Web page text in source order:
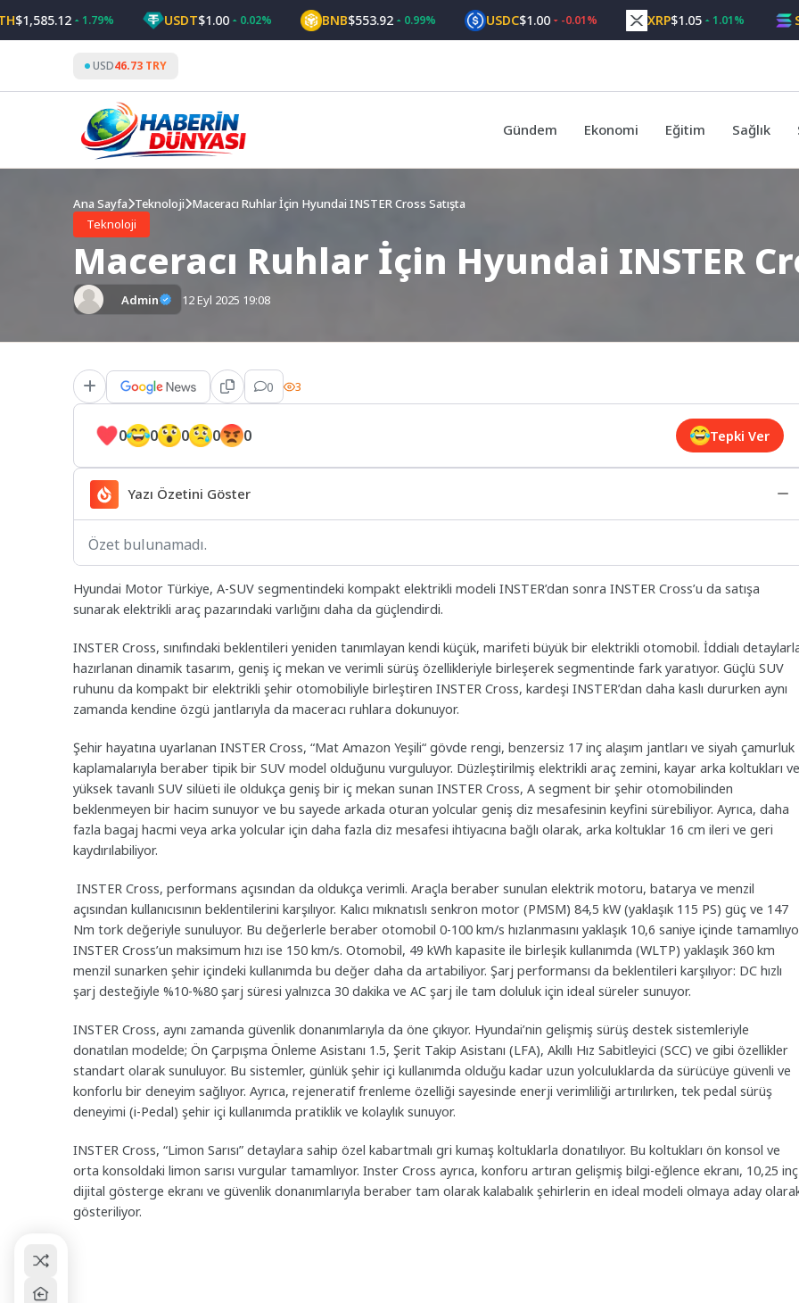
to
1.79% USDT$1.00 0.02% BNB$553.92 0.99% USDC$1.00 -0.01% XRP$1.05 1.01% SOL
USD46.73 TRY
Gündem Ekonomi Eğitim Sağlık
Ana Sayfa Teknoloji Maceracı Ruhlar İçin Hyundai INSTER Cross Satışta
Teknoloji
Maceracı Ruhlar İçin Hyundai INSTER
Admin 12 Eyl 2025 19:08
0 3
0 0 0 0 0 Tepki Ver
Yazı Özetini Göster
Özet bulunamadı.
Hyundai Motor Türkiye, A-SUV segmentindeki kompakt elektrikli modeli INSTER’dan sonra INSTER Cross’u da satışa
sunarak elektrikli araç pazarındaki varlığını daha da güçlendirdi.
INSTER Cross, sınıfındaki beklentileri yeniden tanımlayan kendi küçük, marifeti büyük bir elektrikli otomobil. İddialı
hazırlanan dinamik tasarım, geniş iç mekan ve verimli sürüş özellikleriyle birleşerek segmentinde fark yaratıyor. Güçlü SUV
ruhunu da kompakt bir elektrikli şehir otomobiliyle birleştiren INSTER Cross, kardeşi INSTER’dan daha kaslı dururken aynı
zamanda kendine özgü jantlarıyla da maceracı ruhlara dokunuyor.
Şehir hayatına uyarlanan INSTER Cross, “Mat Amazon Yeşili“ gövde rengi, benzersiz 17 inç alaşım jantları ve siyah çamurluk
kaplamalarıyla beraber tipik bir SUV model olduğunu vurguluyor. Düzleştirilmiş elektrikli araç zemini, kayar arka koltukları ve
yüksek tavanlı SUV silüeti ile oldukça geniş bir iç mekan sunan INSTER Cross, A segment bir şehir otomobilinden
beklenmeyen bir hacim sunuyor ve bu sayede arkada oturan yolcular geniş diz mesafesinin keyfini sürebiliyor. Ayrıca, daha
fazla bagaj hacmi veya arka yolcular için daha fazla diz mesafesi ihtiyacına bağlı olarak, arka koltuklar 16 cm ileri ve geri
kaydırılabiliyor.
INSTER Cross, performans açısından da oldukça verimli. Araçla beraber sunulan elektrik motoru, batarya ve menzil
açısından kullanıcısının beklentilerini karşılıyor. Kalıcı mıknatıslı senkron motor (PMSM) 84,5 kW (yaklaşık 115 PS) güç ve 147
Nm tork değeriyle sunuluyor. Bu değerlerle beraber otomobil 0-100 km/s hızlanmasını yaklaşık 10,6 saniye içinde
INSTER Cross’un maksimum hızı ise 150 km/s. Otomobil, 49 kWh kapasite ile birleşik kullanımda (WLTP) yaklaşık 360 km
menzil sunarken şehir içindeki kullanımda bu değer daha da artabiliyor. Şarj performansı da beklentileri karşılıyor: DC hızlı
şarj desteğiyle %10-%80 şarj süresi yalnızca 30 dakika ve AC şarj ile tam doluluk için ideal süreler sunuyor.
INSTER Cross, aynı zamanda güvenlik donanımlarıyla da öne çıkıyor. Hyundai’nin gelişmiş sürüş destek sistemleriyle
donatılan modelde; Ön Çarpışma Önleme Asistanı 1.5, Şerit Takip Asistanı (LFA), Akıllı Hız Sabitleyici (SCC) ve gibi özellikler
standart olarak sunuluyor. Bu sistemler, günlük şehir içi kullanımda olduğu kadar uzun yolculuklarda da sürücüye güvenli ve
konforlu bir deneyim sağlıyor. Ayrıca, rejeneratif frenleme özelliği sayesinde enerji verimliliği artırılırken, tek pedal sürüş
deneyimi (i-Pedal) şehir içi kullanımda pratiklik ve kolaylık sunuyor.
INSTER Cross, “Limon Sarısı” detaylara sahip özel kabartmalı gri kumaş koltuklarla donatılıyor. Bu koltukları ön konsol ve
orta konsoldaki limon sarısı vurgular tamamlıyor. Inster Cross ayrıca, konforu artıran gelişmiş bilgi-eğlence ekranı, 10,25 inç
dijital gösterge ekranı ve güvenlik donanımlarıyla beraber tam olarak kalabalık şehirlerin en ideal modeli olmaya aday
gösteriliyor.